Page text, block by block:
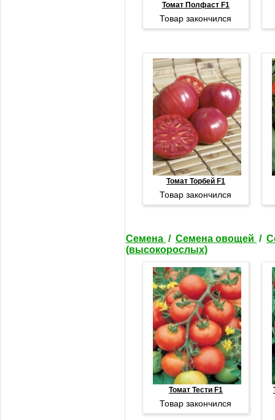
Томат Полфаст F1
Товар закончился
Томат Торбей F1
Товар закончился
Семена / Семена овощей /
(высокорослых)
Томат Тести F1
Товар закончился